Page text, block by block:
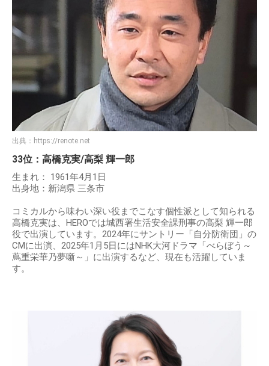
出典： https://renote.net
33位：高橋克実/高梨 輝一郎
生まれ： 1961年4月1日
出身地：新潟県 三条市
コミカルから味わい深い役までこなす個性派として知られる
高橋克実は、HEROでは城西署生活安全課刑事の高梨 輝一郎
役で出演しています。2024年にサントリー「自分防衛団」の
CMに出演、2025年1月5日にはNHK大河ドラマ「べらぼう～
蔦重栄華乃夢噺～」に出演するなど、現在も活躍していま
す。